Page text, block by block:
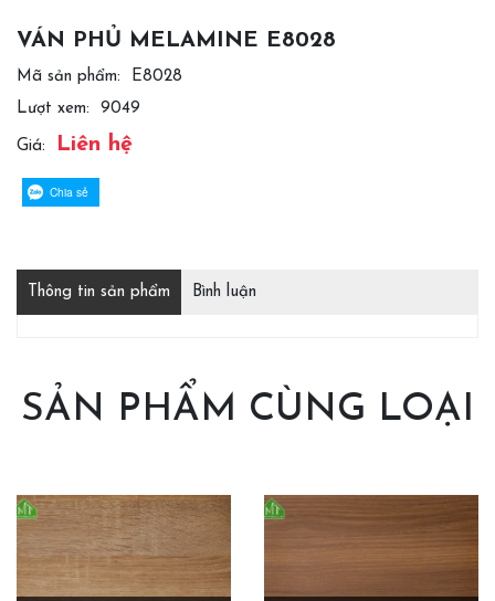
VÁN PHỦ MELAMINE E8028
Mã sản phẩm:
E8028
Lượt xem:
9049
Giá: Liên hệ
Chia sẻ
Thông tin sản phẩm Bình luận
SẢN PHẨM CÙNG LOẠI